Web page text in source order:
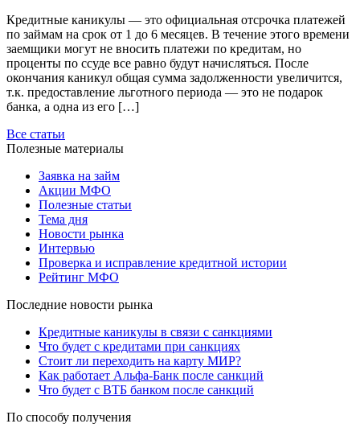
Кредитные каникулы — это официальная отсрочка платежей
по займам на срок от 1 до 6 месяцев. В течение этого времени
заемщики могут не вносить платежи по кредитам, но
проценты по ссуде все равно будут начисляться. После
окончания каникул общая сумма задолженности увеличится,
т.к. предоставление льготного периода — это не подарок
банка, а одна из его […]
Все статьи
Полезные материалы
Заявка на займ
Акции МФО
Полезные статьи
Тема дня
Новости рынка
Интервью
Проверка и исправление кредитной истории
Рейтинг МФО
Последние новости рынка
Кредитные каникулы в связи с санкциями
Что будет с кредитами при санкциях
Стоит ли переходить на карту МИР?
Как работает Альфа-Банк после санкций
Что будет с ВТБ банком после санкций
По способу получения